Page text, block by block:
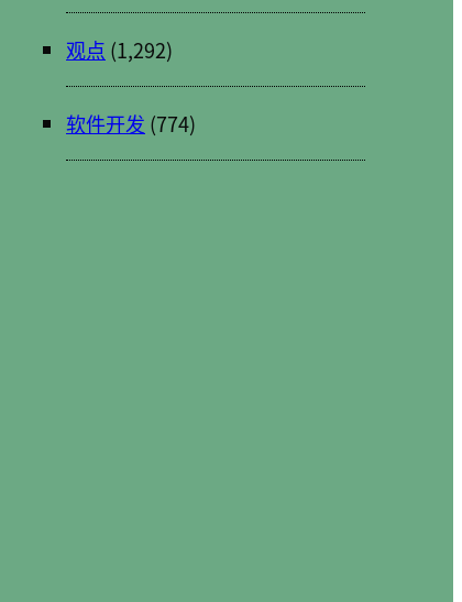
观点 (1,292)
软件开发 (774)